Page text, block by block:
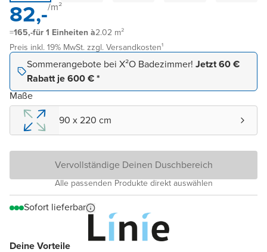
Deine Vorteile
82,-/m²
=165,-für 1 Einheiten à2.02 m²
Preis inkl. 19% MwSt. zzgl. Versandkosten¹
Sommerangebote bei X²O Badezimmer! Jetzt 60 €
Rabatt je 600 € *
Maße
90 x 220 cm
Vervollständige Deinen Duschbereich
Alle passenden Produkte direkt auswählen
Sofort lieferbar